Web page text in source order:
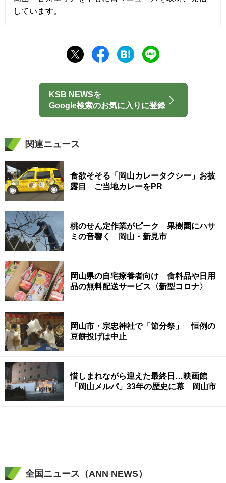
しています。
KSB NEWSを
Google検索のお気に入りに登録
関連ニュース
食欲そそる「岡山カレータクシー」お披
露目 ご当地カレーをPR
桃のせん定作業がピーク 果樹園にハサ
ミの音響く 岡山・新見市
岡山県の自宅療養者向け 食料品や日用
品の無料配送サービス〈新型コロナ〉
岡山市・宗忠神社で「節分祭」 恒例の
豆餅投げは中止
惜しまれながら迎えた最終日…映画館
「岡山メルパ」33年の歴史に幕 岡山市
全国ニュース（ANN NEWS）